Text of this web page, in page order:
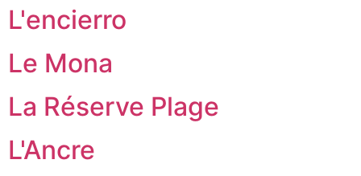
L'encierro
Le Mona
La Réserve Plage
L'Ancre